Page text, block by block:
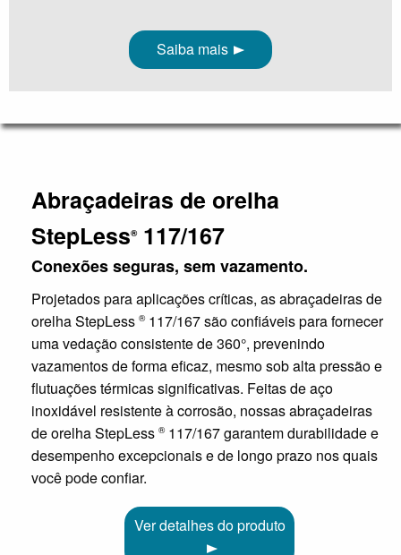
Saiba mais
Abraçadeiras de orelha
StepLess®117/167
Conexões seguras, sem vazamento.
Projetados para aplicações críticas, as abraçadeiras de
orelha StepLess ®117/167 são confiáveis para fornecer
uma vedação consistente de 360°, prevenindo
vazamentos de forma eficaz, mesmo sob alta pressão e
flutuações térmicas significativas. Feitas de aço
inoxidável resistente à corrosão, nossas abraçadeiras
de orelha StepLess ®117/167 garantem durabilidade e
desempenho excepcionais e de longo prazo nos quais
você pode confiar.
Ver detalhes do produto